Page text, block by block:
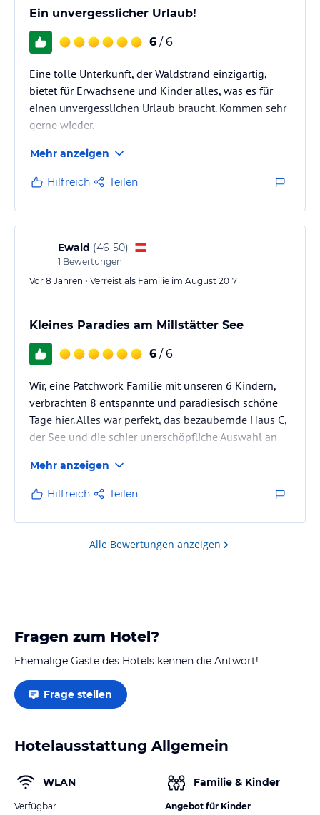
Ein unvergesslicher Urlaub!
6 / 6
Eine tolle Unterkunft, der Waldstrand einzigartig,
bietet für Erwachsene und Kinder alles, was es für
einen unvergesslichen Urlaub braucht. Kommen sehr
gerne wieder.
Mehr anzeigen
Hilfreich Teilen
Ewald (46-50)
1 Bewertungen
Vor 8 Jahren • Verreist als Familie im August 2017
Kleines Paradies am Millstätter See
6 / 6
Wir, eine Patchwork Familie mit unseren 6 Kindern,
verbrachten 8 entspannte und paradiesisch schöne
Tage hier. Alles war perfekt, das bezaubernde Haus C,
der See und die schier unerschöpfliche Auswahl an
und ihre Tochter waren hervorragende Gastgeber.
Unsere Kinder wollten am liebsten dirt wohnen
bleiben. Wir kommen sicher wieder mal in das kleine
Paradies am See.
Mehr anzeigen
Hilfreich Teilen
Alle Bewertungen anzeigen
Fragen zum Hotel?
Ehemalige Gäste des Hotels kennen die Antwort!
Frage stellen
Hotelausstattung Allgemein
WLAN
Verfügbar
Familie & Kinder
Angebot für Kinder